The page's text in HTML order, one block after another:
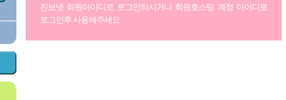
진보넷 회원아이디로 로그인하시거나 회원호스팅 계정 아이디로
로그인후 사용해주세요.